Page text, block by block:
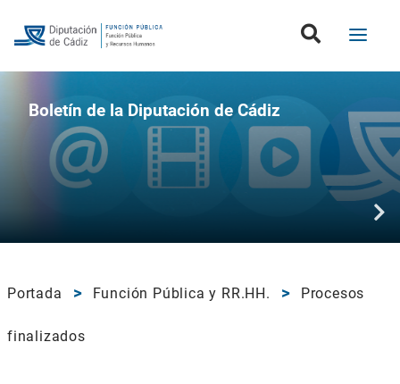
Boletín de la Diputación de Cádiz
Portada Función Pública y RR.HH. Procesos
finalizados